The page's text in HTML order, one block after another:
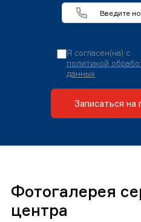
Я согласен(на) с
политикой
данных
Записаться на
Фотогалерея
центра